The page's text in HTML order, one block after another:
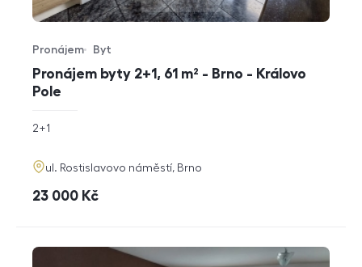
Pronájem byty 2+1, 61 m² - Brno - Královo
Pole
Typ nabídky
Pronájem
Typ nemovitosti
Byt
rozměry
dispozice
2+1
adresa
ul. Rostislavovo náměstí, Brno
cena
23 000 Kč